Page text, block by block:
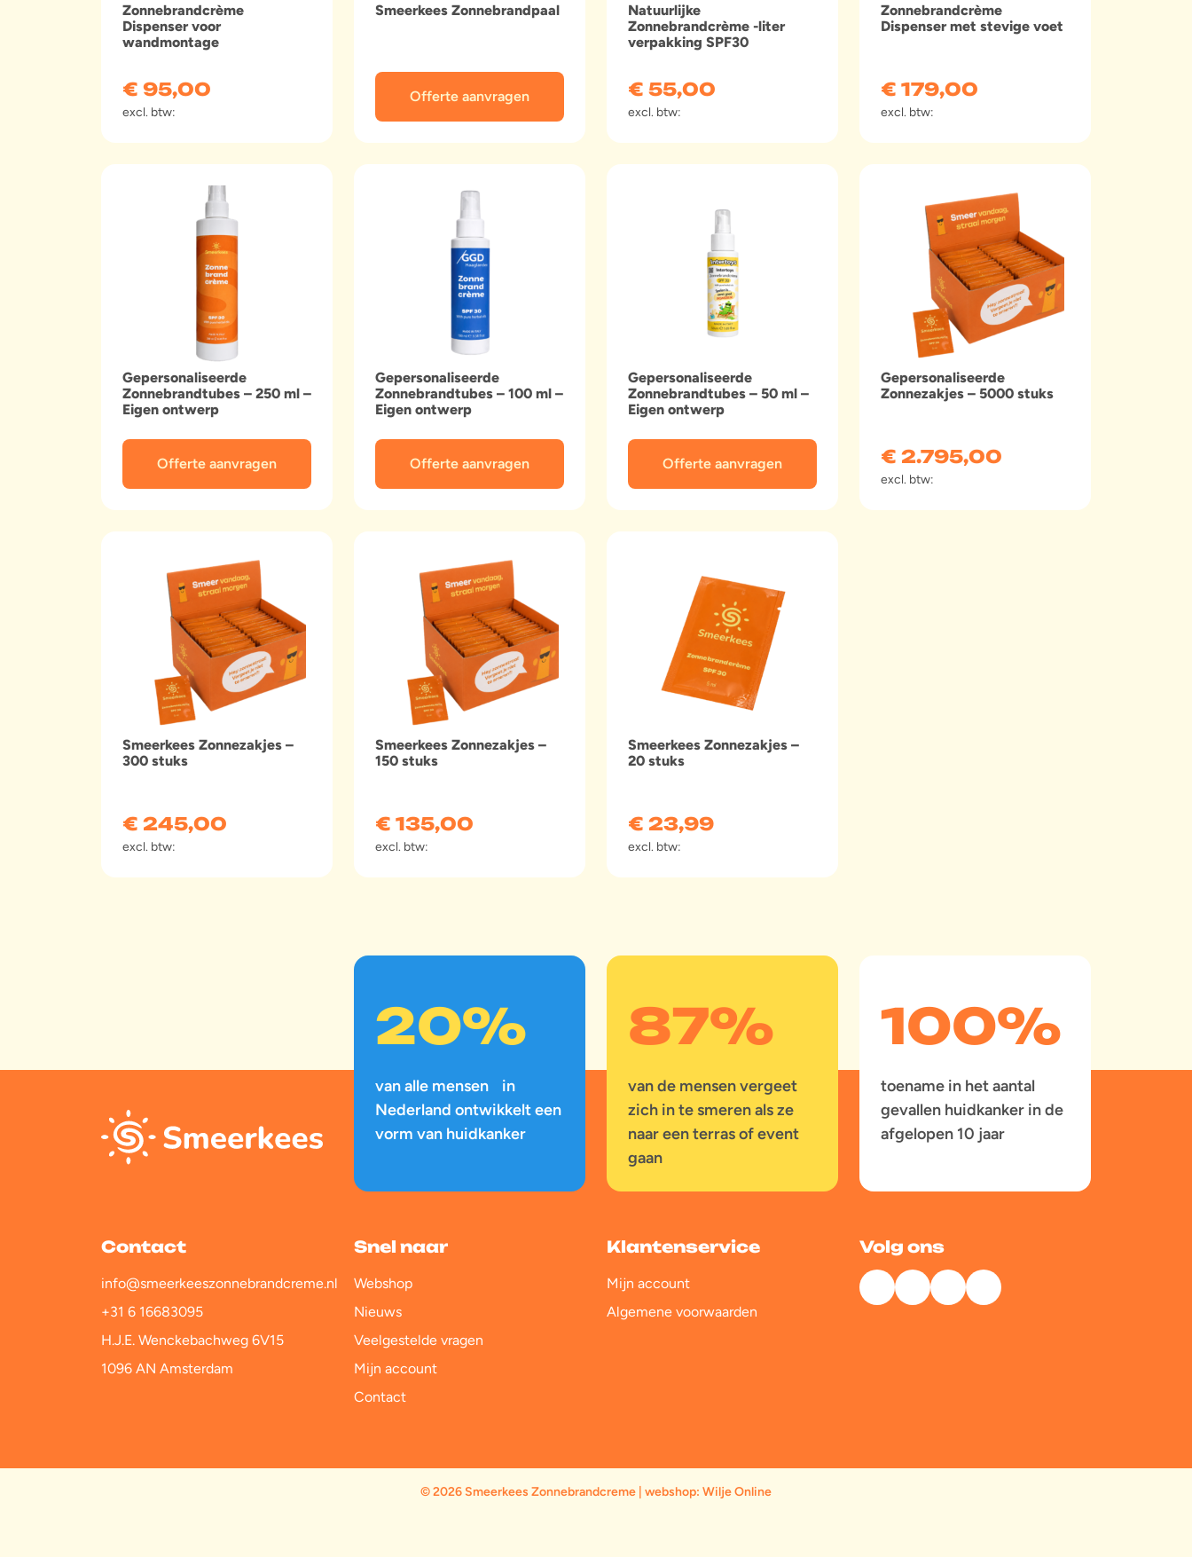
Zonnebrandcrème
Dispenser voor
wandmontage
€ 95,00
excl. btw:
Smeerkees Zonnebrandpaal
Offerte aanvragen
Natuurlijke
Zonnebrandcrème -liter
verpakking SPF30
€ 55,00
excl. btw:
Zonnebrandcrème
Dispenser met stevige voet
€ 179,00
excl. btw:
Gepersonaliseerde
Zonnebrandtubes – 250 ml –
Eigen ontwerp
Offerte aanvragen
Gepersonaliseerde
Zonnebrandtubes – 100 ml –
Eigen ontwerp
Offerte aanvragen
Gepersonaliseerde
Zonnebrandtubes – 50 ml –
Eigen ontwerp
Offerte aanvragen
Gepersonaliseerde
Zonnezakjes – 5000 stuks
€ 2.795,00
excl. btw:
Smeerkees Zonnezakjes –
300 stuks
€ 245,00
excl. btw:
Smeerkees Zonnezakjes –
150 stuks
€ 135,00
excl. btw:
Smeerkees Zonnezakjes –
20 stuks
€ 23,99
excl. btw:
20%
van alle mensen in
Nederland ontwikkelt een
vorm van huidkanker
87%
van de mensen vergeet
zich in te smeren als ze
naar een terras of event
gaan
100%
toename in het aantal
gevallen huidkanker in de
afgelopen 10 jaar
Contact
info@smeerkeeszonnebrandcreme.nl
+31 6 16683095
H.J.E. Wenckebachweg 6V15
1096 AN Amsterdam
Snel naar
Webshop
Nieuws
Veelgestelde vragen
Mijn account
Contact
Klantenservice
Mijn account
Algemene voorwaarden
Volg ons
© 2026 Smeerkees Zonnebrandcreme | webshop: Wilje Online